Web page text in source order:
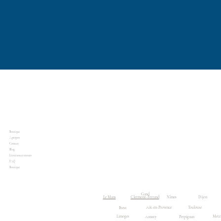
Boutique
À propos
Contact
Blog
Livraison et retours
FAQ
Boutique
Gand
Le Mans Dijon
Nîmes
Clermont-Ferrand
Brest Aix-en-Provence Toulouse
Limoges
Annecy Perpignan Metz